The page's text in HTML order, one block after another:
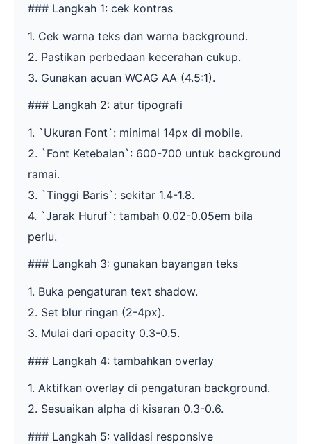
### Langkah 1: cek kontras
1. Cek warna teks dan warna background.
2. Pastikan perbedaan kecerahan cukup.
3. Gunakan acuan WCAG AA (4.5:1).
### Langkah 2: atur tipografi
1. `Ukuran Font`: minimal 14px di mobile.
2. `Font Ketebalan`: 600-700 untuk background
ramai.
3. `Tinggi Baris`: sekitar 1.4-1.8.
4. `Jarak Huruf`: tambah 0.02-0.05em bila
perlu.
### Langkah 3: gunakan bayangan teks
1. Buka pengaturan text shadow.
2. Set blur ringan (2-4px).
3. Mulai dari opacity 0.3-0.5.
### Langkah 4: tambahkan overlay
1. Aktifkan overlay di pengaturan background.
2. Sesuaikan alpha di kisaran 0.3-0.6.
### Langkah 5: validasi responsive